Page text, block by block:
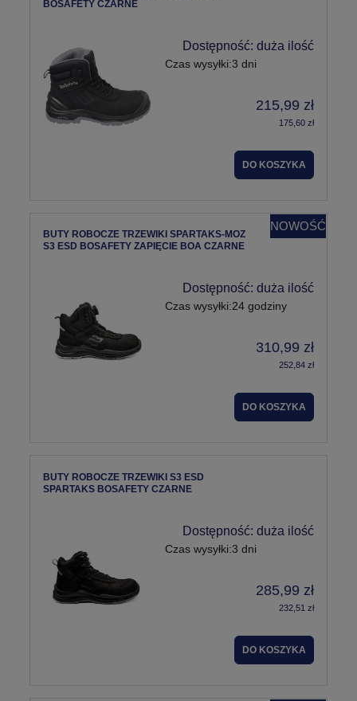
BOSAFETY CZARNE
Dostępność: duża ilość
Czas wysyłki:3 dni
215,99 zł
175,60 zł
DO KOSZYKA
BUTY ROBOCZE TRZEWIKI SPARTAKS-MOZ
S3 ESD BOSAFETY ZAPIĘCIE BOA CZARNE
Dostępność: duża ilość
Czas wysyłki:24 godziny
310,99 zł
252,84 zł
DO KOSZYKA
NOWOŚĆ
BUTY ROBOCZE TRZEWIKI S3 ESD
SPARTAKS BOSAFETY CZARNE
Dostępność: duża ilość
Czas wysyłki:3 dni
285,99 zł
232,51 zł
DO KOSZYKA